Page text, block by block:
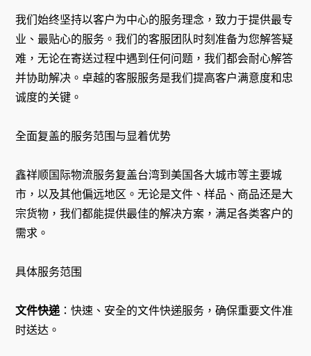
我们始终坚持以客户为中心的服务理念，致力于提供最专
业、最贴心的服务。我们的客服团队时刻准备为您解答疑
难，无论在寄送过程中遇到任何问题，我们都会耐心解答
并协助解决。卓越的客服服务是我们提高客户满意度和忠
诚度的关键。
全面复盖的服务范围与显着优势
鑫祥顺国际物流服务复盖台湾到美国各大城市等主要城
市，以及其他偏远地区。无论是文件、样品、商品还是大
宗货物，我们都能提供最佳的解决方案，满足各类客户的
需求。
具体服务范围
文件快递 ：快速、安全的文件快递服务，确保重要文件准
时送达。